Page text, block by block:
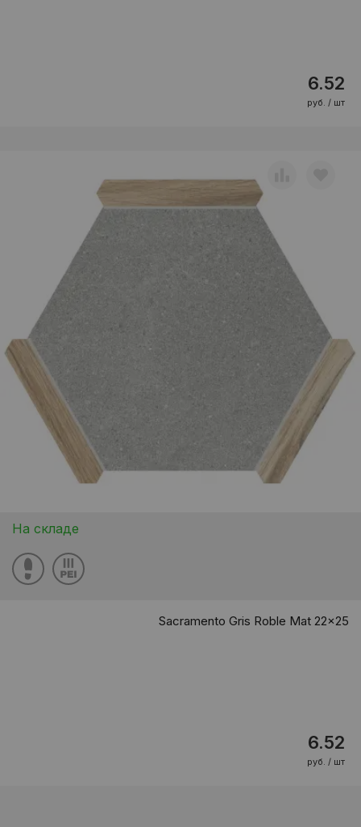
6.52
руб. / шт
На складе
Sacramento Gris Roble Mat 22x25
6.52
руб. / шт